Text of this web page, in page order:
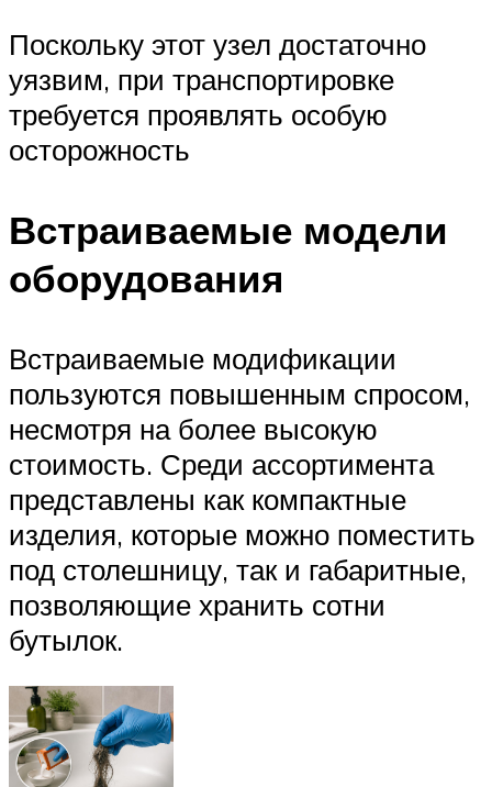
Поскольку этот узел достаточно
уязвим, при транспортировке
требуется проявлять особую
осторожность
Встраиваемые модели
оборудования
Встраиваемые модификации
пользуются повышенным спросом,
несмотря на более высокую
стоимость. Среди ассортимента
представлены как компактные
изделия, которые можно поместить
под столешницу, так и габаритные,
позволяющие хранить сотни
бутылок.